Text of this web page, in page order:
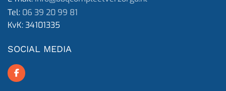
Tel: 06 39 20 99 81
KvK:34101335
SOCIAL MEDIA